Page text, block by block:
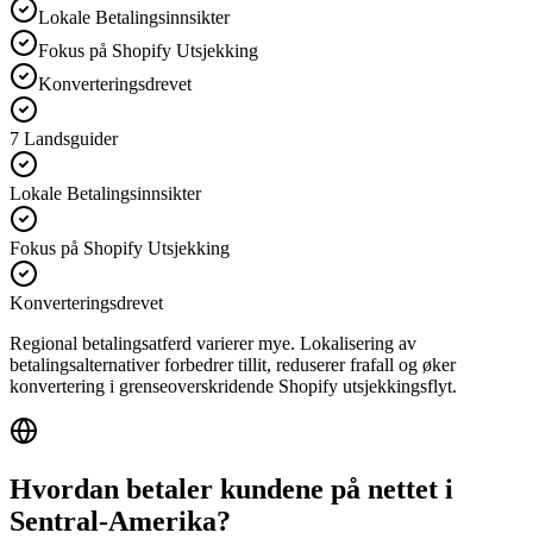
Lokale Betalingsinnsikter
Fokus på Shopify Utsjekking
Konverteringsdrevet
7 Landsguider
Lokale Betalingsinnsikter
Fokus på Shopify Utsjekking
Konverteringsdrevet
Regional betalingsatferd varierer mye. Lokalisering av
betalingsalternativer forbedrer tillit, reduserer frafall og øker
konvertering i grenseoverskridende Shopify utsjekkingsflyt.
Hvordan betaler kundene på nettet i
Sentral-Amerika?